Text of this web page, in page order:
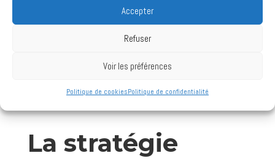
Accepter
Refuser
Voir les préférences
Politique de cookiesPolitique de confidentialité
La stratégie